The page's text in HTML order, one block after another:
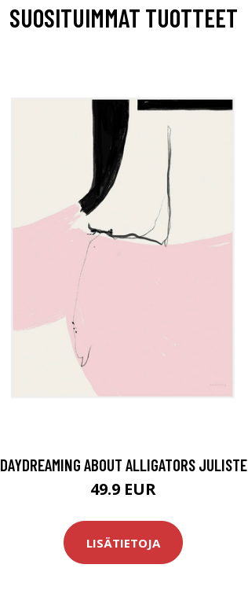
SUOSITUIMMAT TUOTTEET
DAYDREAMING ABOUT ALLIGATORS JULISTE
49.9 EUR
LISÄTIETOJA